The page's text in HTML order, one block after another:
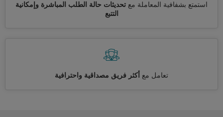
استمتع بشفافية المعاملة مع تحديثات حالة الطلب المباشرة وإمكانية
التتبع
تعامل مع أكثر فريق مصداقية واحترافية